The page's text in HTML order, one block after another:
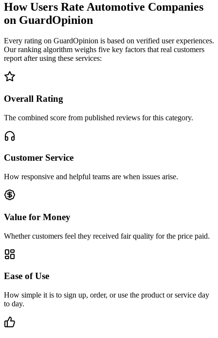
How Users Rate Automotive Companies
on GuardOpinion
Every rating on GuardOpinion is based on verified user experiences.
Our ranking algorithm weighs five key factors that real customers
report after using these services:
Overall Rating
The combined score from published reviews for this category.
Customer Service
How responsive and helpful teams are when issues arise.
Value for Money
Whether customers feel they received fair quality for the price paid.
Ease of Use
How simple it is to sign up, order, or use the product or service day
to day.